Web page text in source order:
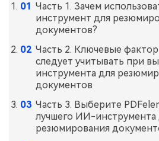
Часть 1. Зачем
инструмент для
документов?
Часть 2. Ключевые
следует учитывать при
инструмента для
документов
Часть 3. Выберите
лучшего ИИ-инструмента
резюмирования